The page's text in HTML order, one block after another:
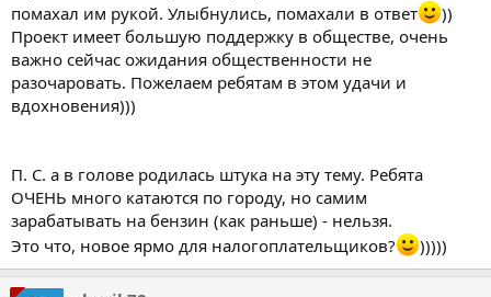
помахал им рукой. Улыбнулись, помахали в ответ
))
Проект имеет большую поддержку в обществе, очень
важно сейчас ожидания общественности не
разочаровать. Пожелаем ребятам в этом удачи и
вдохновения)))
П. С. а в голове родилась штука на эту тему. Ребята
ОЧЕНЬ много катаются по городу, но самим
зарабатывать на бензин (как раньше) - нельзя.
Это что, новое ярмо для налогоплательщиков?
)))))